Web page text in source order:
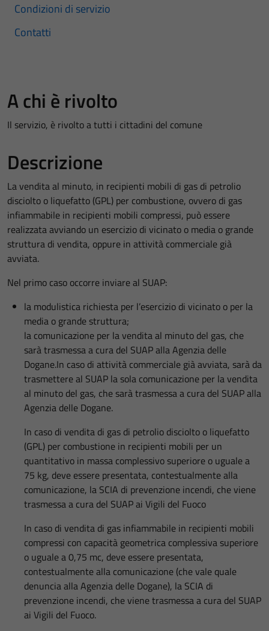
Condizioni di servizio
Contatti
A chi è rivolto
Il servizio, è rivolto a tutti i cittadini del comune
Descrizione
La vendita al minuto, in recipienti mobili di gas di petrolio
disciolto o liquefatto (GPL) per combustione, ovvero di gas
infiammabile in recipienti mobili compressi, può essere
realizzata avviando un esercizio di vicinato o media o grande
struttura di vendita, oppure in attività commerciale già
avviata.
Nel primo caso occorre inviare al SUAP:
la modulistica richiesta per l’esercizio di vicinato o per la
media o grande struttura;
la comunicazione per la vendita al minuto del gas, che
sarà trasmessa a cura del SUAP alla Agenzia delle
Dogane.In caso di attività commerciale già avviata, sarà da
trasmettere al SUAP la sola comunicazione per la vendita
al minuto del gas, che sarà trasmessa a cura del SUAP alla
Agenzia delle Dogane.
In caso di vendita di gas di petrolio disciolto o liquefatto
(GPL) per combustione in recipienti mobili per un
quantitativo in massa complessivo superiore o uguale a
75 kg, deve essere presentata, contestualmente alla
comunicazione, la SCIA di prevenzione incendi, che viene
trasmessa a cura del SUAP ai Vigili del Fuoco
In caso di vendita di gas infiammabile in recipienti mobili
compressi con capacità geometrica complessiva superiore
o uguale a 0,75 mc, deve essere presentata,
contestualmente alla comunicazione (che vale quale
denuncia alla Agenzia delle Dogane), la SCIA di
prevenzione incendi, che viene trasmessa a cura del SUAP
ai Vigili del Fuoco.